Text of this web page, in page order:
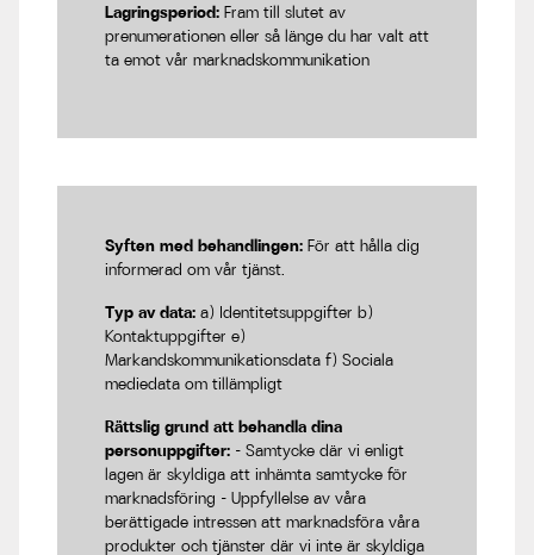
Lagringsperiod: Fram till slutet av
prenumerationen eller så länge du har valt att
ta emot vår marknadskommunikation
Syften med behandlingen: För att hålla dig
informerad om vår tjänst.
Typ av data: a) Identitetsuppgifter b)
Kontaktuppgifter e)
Markandskommunikationsdata f) Sociala
mediedata om tillämpligt
Rättslig grund att behandla dina
personuppgifter: - Samtycke där vi enligt
lagen är skyldiga att inhämta samtycke för
marknadsföring - Uppfyllelse av våra
berättigade intressen att marknadsföra våra
produkter och tjänster där vi inte är skyldiga